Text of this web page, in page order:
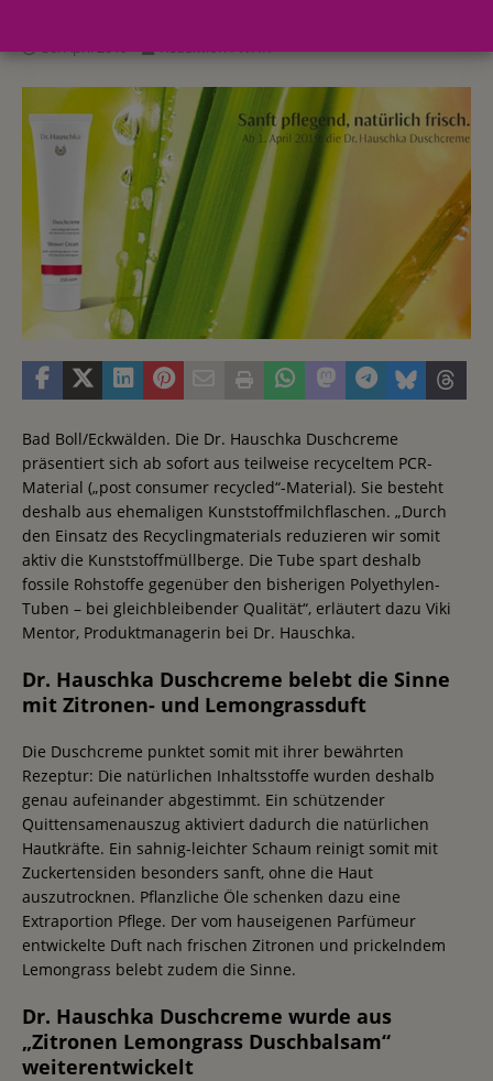
Bad Boll/Eckwälden. Die Dr. Hauschka Duschcreme
präsentiert sich ab sofort aus teilweise recyceltem PCR-
Material („post consumer recycled“-Material). Sie besteht
deshalb aus ehemaligen Kunststoffmilchflaschen. „Durch
den Einsatz des Recyclingmaterials reduzieren wir somit
aktiv die Kunststoffmüllberge. Die Tube spart deshalb
fossile Rohstoffe gegenüber den bisherigen Polyethylen-
Tuben – bei gleichbleibender Qualität“, erläutert dazu Viki
Mentor, Produktmanagerin bei Dr. Hauschka.
Dr. Hauschka Duschcreme belebt die Sinne
mit Zitronen- und Lemongrassduft
Die Duschcreme punktet somit mit ihrer bewährten
Rezeptur: Die natürlichen Inhaltsstoffe wurden deshalb
genau aufeinander abgestimmt. Ein schützender
Quittensamenauszug aktiviert dadurch die natürlichen
Hautkräfte. Ein sahnig-leichter Schaum reinigt somit mit
Zuckertensiden besonders sanft, ohne die Haut
auszutrocknen. Pflanzliche Öle schenken dazu eine
Extraportion Pflege. Der vom hauseigenen Parfümeur
entwickelte Duft nach frischen Zitronen und prickelndem
Lemongrass belebt zudem die Sinne.
Dr. Hauschka Duschcreme wurde aus
„Zitronen Lemongrass Duschbalsam“
weiterentwickelt